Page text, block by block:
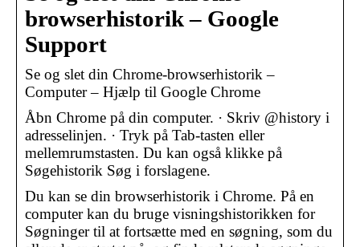
browserhistorik – Google
Support
Se og slet din Chrome-browserhistorik –
Computer – Hjælp til Google Chrome
Åbn Chrome på din computer. · Skriv @history i
adresselinjen. · Tryk på Tab-tasten eller
mellemrumstasten. Du kan også klikke på
Søgehistorik Søg i forslagene.
Du kan se din browserhistorik i Chrome. På en
computer kan du bruge visningshistorikken for
Søgninger til at fortsætte med en søgning, som du